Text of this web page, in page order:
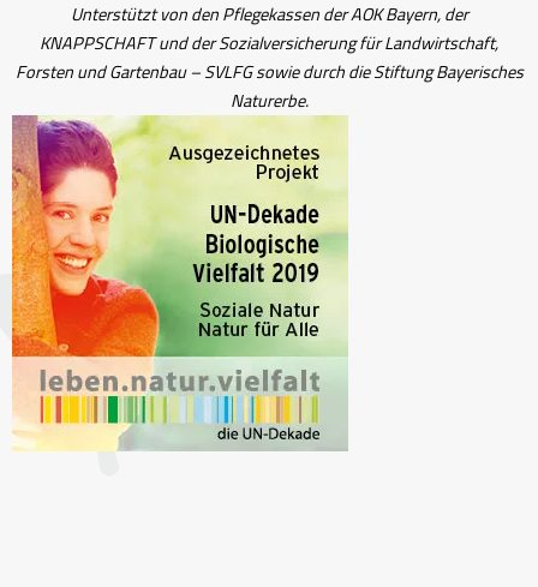
Unterstützt von den Pflegekassen der AOK Bayern, der
KNAPPSCHAFT und der Sozialversicherung für Landwirtschaft,
Forsten und Gartenbau – SVLFG sowie durch die Stiftung Bayerisches
Naturerbe.